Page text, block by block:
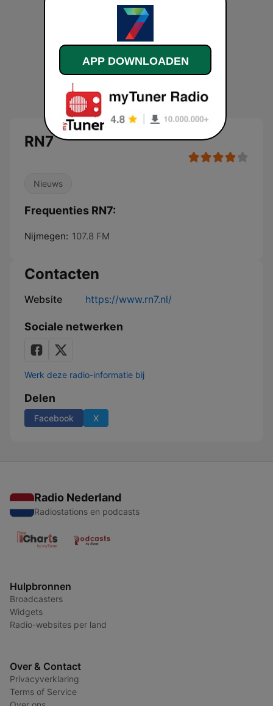
RN7
Nieuws
Frequenties RN7:
Nijmegen: 107.8 FM
Contacten
Website https://www.rn7.nl/
Sociale netwerken
Werk deze radio-informatie bij
Delen
Facebook X
Radio Nederland
Radiostations en podcasts
Hulpbronnen
Broadcasters
Widgets
Radio-websites per land
Over & Contact
Privacyverklaring
Terms of Service
APP DOWNLOADEN